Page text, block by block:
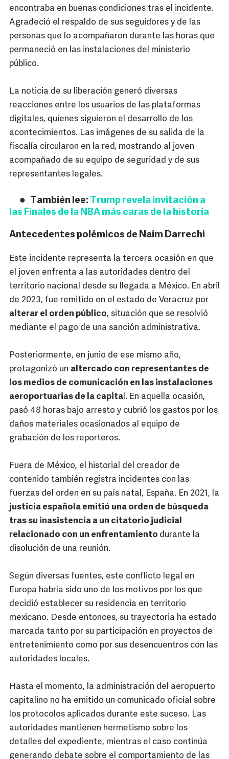
encontraba en buenas condiciones tras el incidente.
Agradeció el respaldo de sus seguidores y de las
personas que lo acompañaron durante las horas que
permaneció en las instalaciones del ministerio
público.
La noticia de su liberación generó diversas
reacciones entre los usuarios de las plataformas
digitales, quienes siguieron el desarrollo de los
acontecimientos. Las imágenes de su salida de la
fiscalía circularon en la red, mostrando al joven
acompañado de su equipo de seguridad y de sus
representantes legales.
También lee: Trump revela invitación a
las Finales de la NBA más caras de la historia
Antecedentes polémicos de Naim Darrechi
Este incidente representa la tercera ocasión en que
el joven enfrenta a las autoridades dentro del
territorio nacional desde su llegada a México. En abril
de 2023, fue remitido en el estado de Veracruz por
alterar el orden público, situación que se resolvió
mediante el pago de una sanción administrativa.
Posteriormente, en junio de ese mismo año,
protagonizó un altercado con representantes de
los medios de comunicación en las instalaciones
aeroportuarias de la capital. En aquella ocasión,
pasó 48 horas bajo arresto y cubrió los gastos por los
daños materiales ocasionados al equipo de
grabación de los reporteros.
Fuera de México, el historial del creador de
contenido también registra incidentes con las
fuerzas del orden en su país natal, España. En 2021, la
justicia española emitió una orden de búsqueda
tras su inasistencia a un citatorio judicial
relacionado con un enfrentamiento durante la
disolución de una reunión.
Según diversas fuentes, este conflicto legal en
Europa habría sido uno de los motivos por los que
decidió establecer su residencia en territorio
mexicano. Desde entonces, su trayectoria ha estado
marcada tanto por su participación en proyectos de
entretenimiento como por sus desencuentros con las
autoridades locales.
Hasta el momento, la administración del aeropuerto
capitalino no ha emitido un comunicado oficial sobre
los protocolos aplicados durante este suceso. Las
autoridades mantienen hermetismo sobre los
detalles del expediente, mientras el caso continúa
generando debate sobre el comportamiento de las